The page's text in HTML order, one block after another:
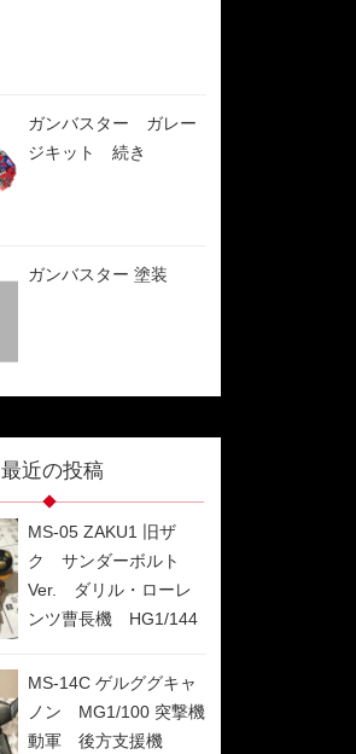
ガンバスター ガレー
ジキット 続き
ガンバスター 塗装
最近の投稿
MS-05 ZAKU1 旧ザ
ク サンダーボルト
Ver. ダリル・ローレ
ンツ曹長機 HG1/144
MS-14C ゲルググキャ
ノン MG1/100 突撃機
動軍 後方支援機